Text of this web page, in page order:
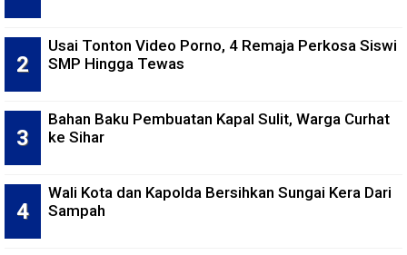
Usai Tonton Video Porno, 4 Remaja Perkosa Siswi
SMP Hingga Tewas
Bahan Baku Pembuatan Kapal Sulit, Warga Curhat
ke Sihar
Wali Kota dan Kapolda Bersihkan Sungai Kera Dari
Sampah